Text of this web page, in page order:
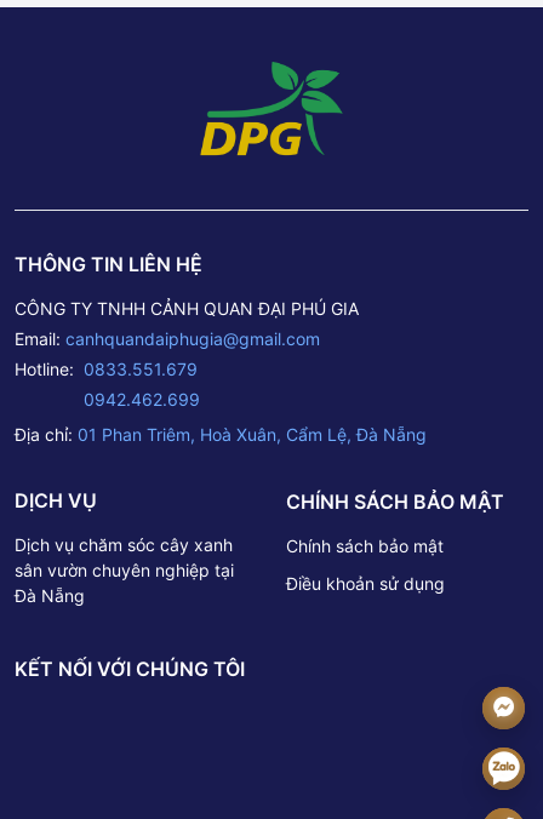
THÔNG TIN LIÊN HỆ
CÔNG TY TNHH CẢNH QUAN ĐẠI PHÚ GIA
Email: canhquandaiphugia@gmail.com
Hotline: 0833.551.679
0942.462.699
Địa chỉ: 01 Phan Triêm, Hoà Xuân, Cẩm Lệ, Đà Nẵng
DỊCH VỤ
Dịch vụ chăm sóc cây xanh
sân vườn chuyên nghiệp tại
Đà Nẵng
CHÍNH SÁCH BẢO MẬT
Chính sách bảo mật
Điều khoản sử dụng
KẾT NỐI VỚI CHÚNG TÔI